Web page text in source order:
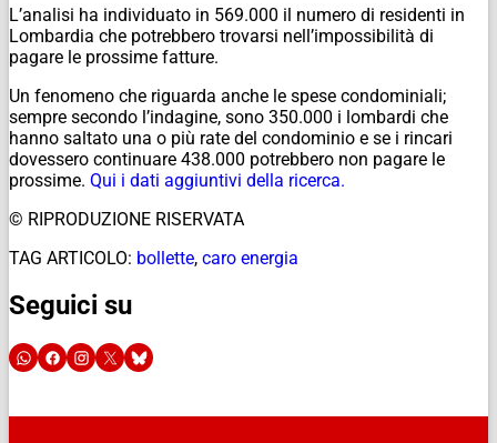
L’analisi ha individuato in 569.000 il numero di residenti in
Lombardia che potrebbero trovarsi nell’impossibilità di
pagare le prossime fatture.
Un fenomeno che riguarda anche le spese condominiali;
sempre secondo l’indagine, sono 350.000 i lombardi che
hanno saltato una o più rate del condominio e se i rincari
dovessero continuare 438.000 potrebbero non pagare le
prossime. Qui i dati aggiuntivi della ricerca.
© RIPRODUZIONE RISERVATA
TAG ARTICOLO: bollette, caro energia
Seguici su